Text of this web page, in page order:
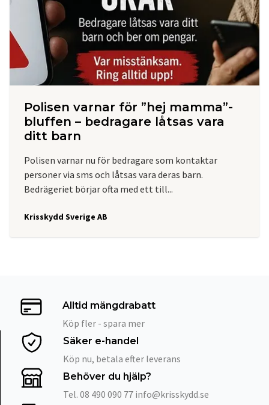
Polisen varnar för ”hej mamma”-
bluffen – bedragare låtsas vara
ditt barn
Polisen varnar nu för bedragare som kontaktar
personer via sms och låtsas vara deras barn.
Bedrägeriet börjar ofta med ett till...
Krisskydd Sverige AB
Alltid mängdrabatt
Köp fler - spara mer
Säker e-handel
Köp nu, betala efter leverans
Behöver du hjälp?
Tel. 08 490 090 77 info@krisskydd.se